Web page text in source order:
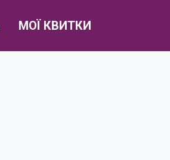
МОЇ КВИТКИ